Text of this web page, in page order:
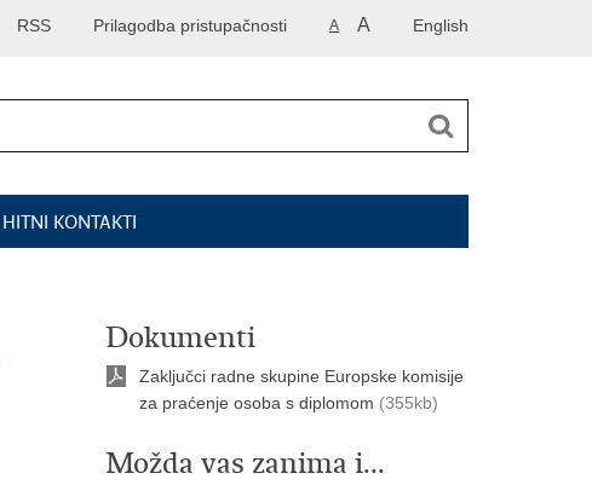
English
A A
Prilagodba pristupačnosti
RSS
HITNI KONTAKTI
Dokumenti
Zaključci radne skupine Europske komisije
za praćenje osoba s diplomom (355kb)
Možda vas zanima i...